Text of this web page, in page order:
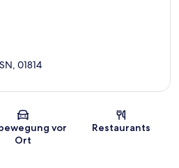
Karte
01814
vor
Ort
Restaurants